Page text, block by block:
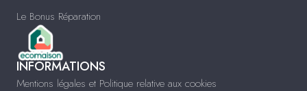
Le Bonus Réparation
INFORMATIONS
Mentions légales et Politique relative aux cookies